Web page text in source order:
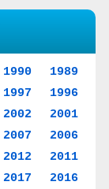
1989
1990
1996
1997
2001
2002
2006
2007
2011
2012
2016
2017